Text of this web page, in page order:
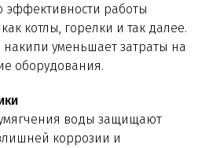
работы
котлы, горелки и так далее.
уменьшает затраты на
оборудования.
воды защищают
коррозии и